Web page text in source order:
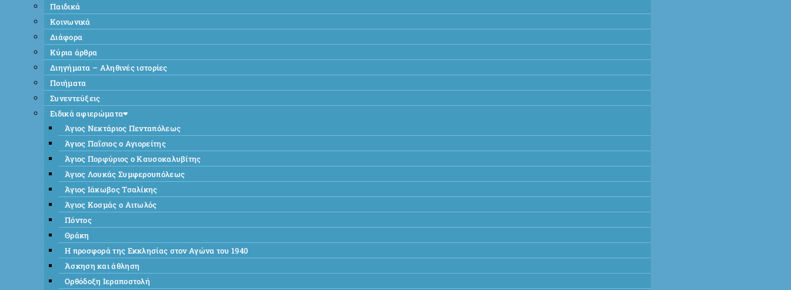
Παιδικά
Κοινωνικά
Διάφορα
Κύρια άρθρα
Διηγήματα – Αληθινές ιστορίες
Ποιήματα
Συνεντεύξεις
Ειδικά αφιερώματα
Άγιος Νεκτάριος Πενταπόλεως
Άγιος Παΐσιος ο Αγιορείτης
Άγιος Πορφύριος ο Καυσοκαλυβίτης
Άγιος Λουκάς Συμφερουπόλεως
Άγιος Ιάκωβος Τσαλίκης
Άγιος Κοσμάς ο Αιτωλός
Πόντος
Θράκη
Η προσφορά της Εκκλησίας στον Αγώνα του 1940
Άσκηση και άθληση
Ορθόδοξη Ιεραποστολή